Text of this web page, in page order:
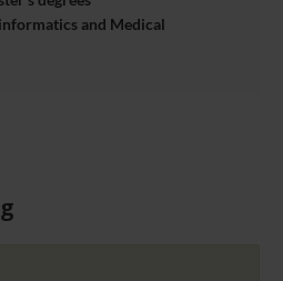
and Medical